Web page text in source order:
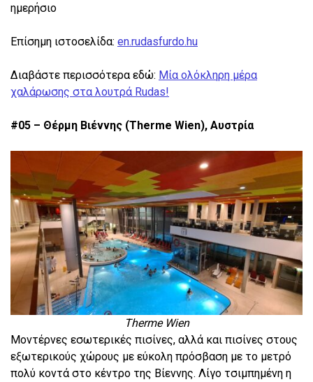
ημερήσιο
Επίσημη ιστοσελίδα: en.rudasfurdo.hu
Διαβάστε περισσότερα εδώ: Μία ολόκληρη μέρα
χαλάρωσης στα λουτρά Rudas!
#05 – Θέρμη Βιέννης (Therme Wien), Αυστρία
Therme Wien
Μοντέρνες εσωτερικές πισίνες, αλλά και πισίνες στους
εξωτερικούς χώρους με εύκολη πρόσβαση με το μετρό
πολύ κοντά στο κέντρο της Βίεννης. Λίγο τσιμπημένη η